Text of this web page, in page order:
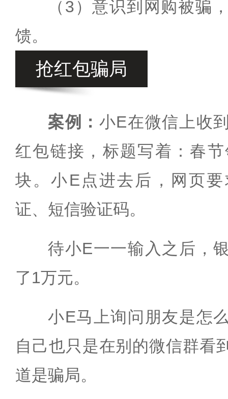
（3）意识到网购被骗
馈。
抢红包骗局
案例： 小E在微信上收
红包链接，标题写着：春
块。小E点进去后，网页
证、短信验证码。
待小E一一输入之后，
了1万元。
小E马上询问朋友是怎
自己也只是在别的微信群看
道是骗局。